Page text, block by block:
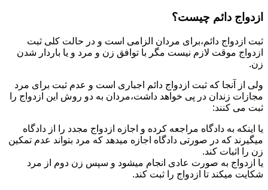
ازدواج دائم چیست؟
ثبت ازدواج دائم،برای مردان الزامی است و در حالت کلی ثبت
ازدواج موقت لازم نیست مگر با توافق زن و مرد و یا باردار شدن
زن.
ولی از آنجا که ثبت ازدواج دائم اجباری است و عدم ثبت برای مرد
مجازات زندان در پی خواهد داشت،مردان به دو روش این ازدواج را
ثبت می کنند:
یا اینکه به دادگاه مراجعه کرده و اجازه ازدواج مجدد را از دادگاه
میگیرند که در صورتی دادگاه اجازه میدهد که مرد بتواند عدم تمکین
زن را اثبات کند.
یا ازدواج به صورت عادی انجام میشود و سپس زن دوم از مرد
شکایت میکند تا ازدواج را ثبت کند.